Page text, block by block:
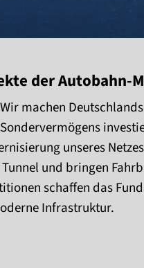
der Autobahn-
machen
unseres
und bringen
schaffen das
Infrastruktur.